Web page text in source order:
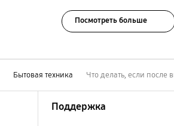
Посмотреть больше
Бытовая техника Что делать, если после
Поддержка